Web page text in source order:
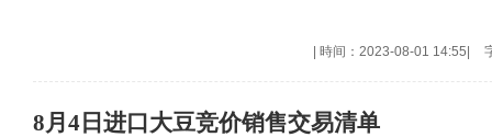
時间：2023-08-01 14:55
8月4日进口大豆竞价销售交易清单